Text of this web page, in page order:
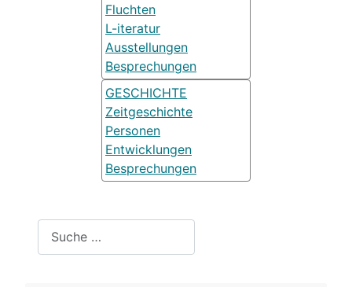
Fluchten
L-iteratur
Ausstellungen
Besprechungen
GESCHICHTE
Zeitgeschichte
Personen
Entwicklungen
Besprechungen